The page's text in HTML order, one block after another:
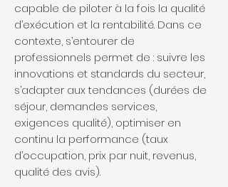
capable de piloter à la fois la qualité
d’exécution et la rentabilité. Dans ce
contexte, s’entourer de
professionnels permet de : suivre les
innovations et standards du secteur,
s’adapter aux tendances (durées de
séjour, demandes services,
exigences qualité), optimiser en
continu la performance (taux
d’occupation, prix par nuit, revenus,
qualité des avis).